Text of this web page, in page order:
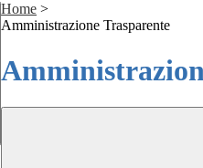
Home >
Amministrazione Trasparente